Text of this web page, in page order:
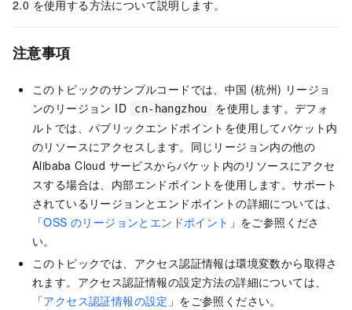
2.0 を使用する方法について説明します。
注意事項
このトピックのサンプルコードでは、中国 (杭州) リージョ
ンのリージョン ID
cn-hangzhou
を使用します。デフォ
ルトでは、パブリックエンドポイントを使用してバケット内
のリソースにアクセスします。同じリージョン内の他の
Alibaba Cloud サービスからバケット内のリソースにアクセ
スする場合は、内部エンドポイントを使用します。サポート
されているリージョンとエンドポイントの詳細については、
「OSS のリージョンとエンドポイント 」をご参照くださ
い。
このトピックでは、アクセス認証情報は環境変数から取得さ
れます。アクセス認証情報の設定方法の詳細については、
「アクセス認証情報の設定 」をご参照ください。